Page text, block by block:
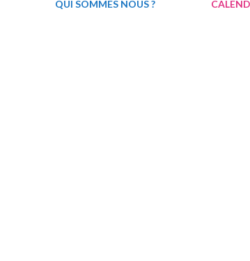
QUI SOMMES NOUS ?